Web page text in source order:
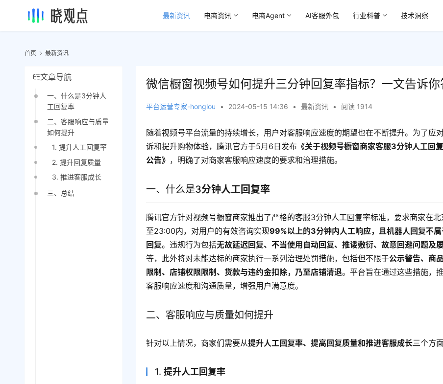
最新资讯 电商资讯 电商Agent AI客服外包 行业科普 技术洞察
首页 最新资讯
文章导航
一、什么是3分钟人
工回复率
二、客服响应与质量
如何提升
1. 提升人工回复率
2. 提升回复质量
3. 推进客服成长
三、总结
微信橱窗视频号如何提升三分钟回复率指标？一文告诉你
平台运营专家-honglou • 2024-05-15 14:36 • 最新资讯 • 阅读 1914
随着视频号平台流量的持续增长，用户对客服响应速度的期望也在不断提升。为了应
诉和提升购物体验，腾讯官方于5月6日发布 《关于视频号橱窗商家客服3分钟人工回
公告》 ，明确了对商家客服响应速度的要求和治理措施。
一、什么是3分钟人工回复率
腾讯官方针对视频号橱窗商家推出了严格的客服3分钟人工回复率标准，要求商家在
至23:00内，对用户的有效咨询实现99%以上的3分钟内人工响应，且机器人回复不
回复。违规行为包括无故延迟回复、不当使用自动回复、推诿敷衍、故意回避问题及
等，此外将对未能达标的商家执行一系列治理处罚措施，包括但不限于公示警告、商
限制、店铺权限限制、货款与违约金扣除，乃至店铺清退。平台旨在通过这些措施，
客服响应速度和沟通质量，增强用户满意度。
二、客服响应与质量如何提升
针对以上情况，商家们需要从提升人工回复率、提高回复质量和推进客服成长三个方
1.提升人工回复率